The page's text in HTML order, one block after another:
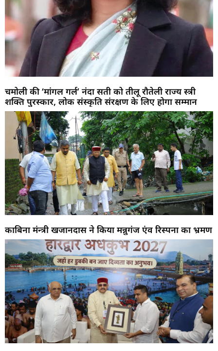
चमोली की ‘मांगल गर्ल’ नंदा सती को तीलू रौतेली राज्य स्त्री
शक्ति पुरस्कार, लोक संस्कृति संरक्षण के लिए होगा सम्मान
काबिना मंन्त्री खजानदास ने किया मन्नुगंज एंव रिस्पना का भ्रमण